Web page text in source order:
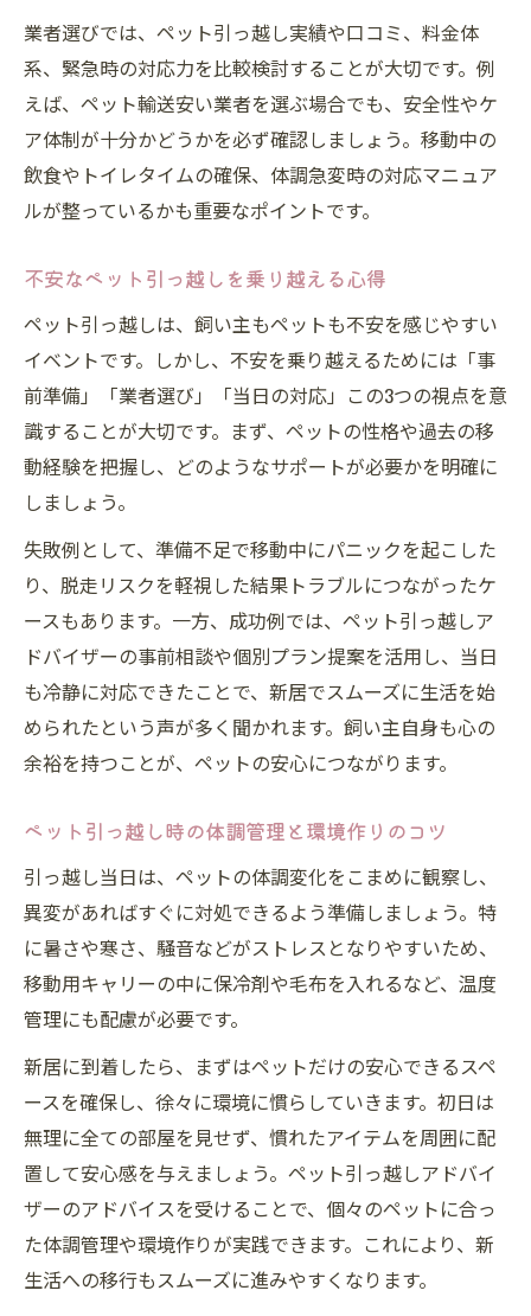
トラブル回避のためのペット引っ越し方法
検討
ペット引っ越しで家族の安心を守るための
工夫
業者選びでは、ペット引っ越し実績や口コミ、料金体
系、緊急時の対応力を比較検討することが大切です。例
えば、ペット輸送安い業者を選ぶ場合でも、安全性やケ
ア体制が十分かどうかを必ず確認しましょう。移動中の
飲食やトイレタイムの確保、体調急変時の対応マニュア
ルが整っているかも重要なポイントです。
不安なペット引っ越しを乗り越える心得
ペット引っ越しは、飼い主もペットも不安を感じやすい
イベントです。しかし、不安を乗り越えるためには「事
前準備」「業者選び」「当日の対応」この3つの視点を意
識することが大切です。まず、ペットの性格や過去の移
動経験を把握し、どのようなサポートが必要かを明確に
しましょう。
失敗例として、準備不足で移動中にパニックを起こした
り、脱走リスクを軽視した結果トラブルにつながったケ
ースもあります。一方、成功例では、ペット引っ越しア
ドバイザーの事前相談や個別プラン提案を活用し、当日
も冷静に対応できたことで、新居でスムーズに生活を始
められたという声が多く聞かれます。飼い主自身も心の
余裕を持つことが、ペットの安心につながります。
ペット引っ越し時の体調管理と環境作りのコツ
引っ越し当日は、ペットの体調変化をこまめに観察し、
異変があればすぐに対処できるよう準備しましょう。特
に暑さや寒さ、騒音などがストレスとなりやすいため、
移動用キャリーの中に保冷剤や毛布を入れるなど、温度
管理にも配慮が必要です。
新居に到着したら、まずはペットだけの安心できるスペ
ースを確保し、徐々に環境に慣らしていきます。初日は
無理に全ての部屋を見せず、慣れたアイテムを周囲に配
置して安心感を与えましょう。ペット引っ越しアドバイ
ザーのアドバイスを受けることで、個々のペットに合っ
た体調管理や環境作りが実践できます。これにより、新
生活への移行もスムーズに進みやすくなります。